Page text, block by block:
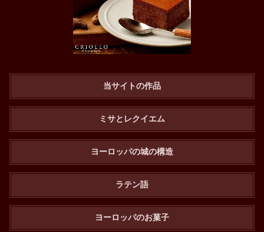
当サイトの作品
ミサとレクイエム
ヨーロッパの城の構造
ラテン語
ヨーロッパのお菓子